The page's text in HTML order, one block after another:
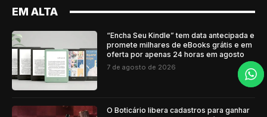
EM ALTA
“Encha Seu Kindle” tem data antecipada e
promete milhares de eBooks grátis e em
oferta por apenas 24 horas em agosto
7 de agosto de 2026
O Boticário libera cadastros para ganhar